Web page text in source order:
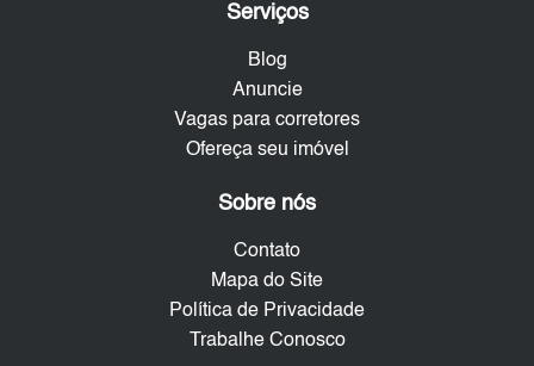
Serviços
Blog
Anuncie
Vagas para corretores
Ofereça seu imóvel
Sobre nós
Contato
Mapa do Site
Política de Privacidade
Trabalhe Conosco